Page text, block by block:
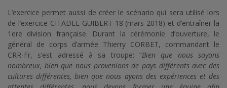
L’exercice permet aussi de créer le scénario qui sera utilisé lors
de l’exercice CITADEL GUIBERT 18 (mars 2018) et d’entraîner la
1ere division française. Durant la cérémonie d’ouverture, le
général de corps d’armée Thierry CORBET, commandant le
CRR-Fr, s’est adressé à sa troupe: “Bien que nous soyons
nombreux, bien que nous provenions de pays différents avec des
cultures différentes, bien que nous ayons des expériences et des